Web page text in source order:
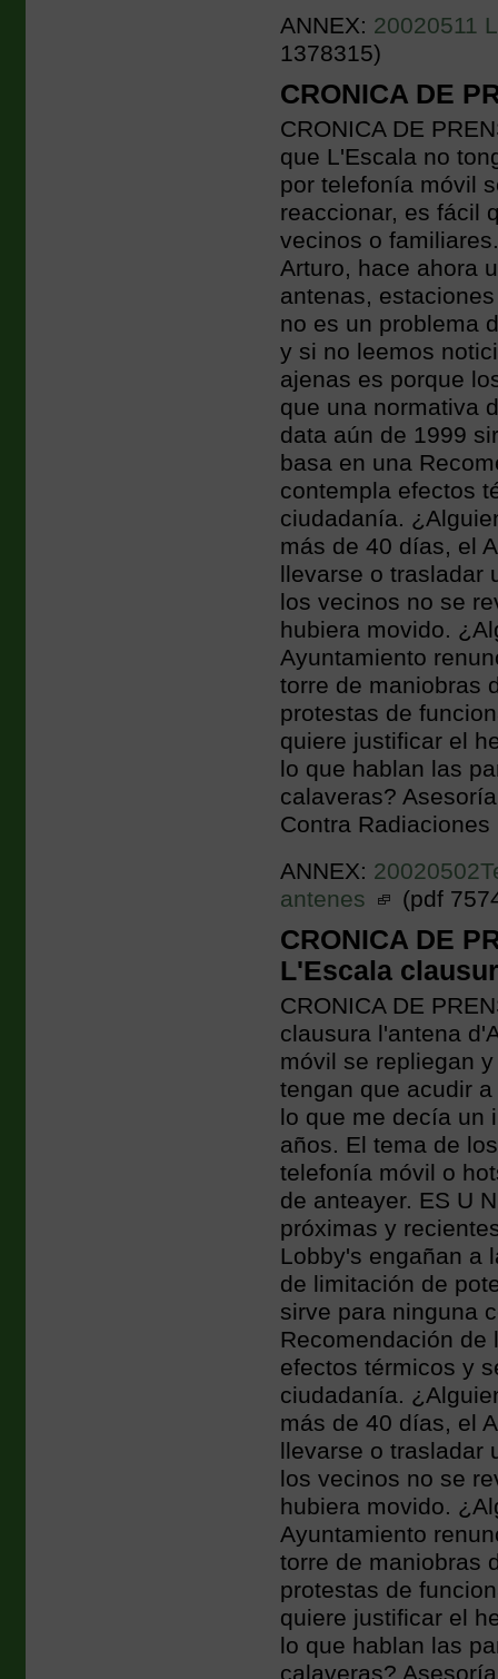
ANNEX: 20020511
1378315)
CRONICA DE
CRONICA DE
que L'Escala no
por telefonía móvil
reaccionar, es fácil
vecinos o
Arturo, hace ahora
antenas,
no es un problema
y si no leemos
ajenas es porque
que una normativa
data aún de 1999
basa en una
contempla efectos
ciudadanía.
más de 40 días, el
llevarse o trasladar
los vecinos no se
hubiera movido.
Ayuntamiento
torre de maniobras
protestas de
quiere justificar el
lo que hablan las
calaveras?
Contra
ANNEX:
antenes
(pdf
CRONICA DE
L'Escala
CRONICA DE
clausura l'antena
móvil se repliegan
tengan que acudir
lo que me decía un
años. El tema de
telefonía móvil o
de anteayer. ES U
próximas y
Lobby's engañan a
de limitación de
sirve para ninguna
Recomendación de
efectos térmicos y
ciudadanía.
más de 40 días, el
llevarse o trasladar
los vecinos no se
hubiera movido.
Ayuntamiento
torre de maniobras
protestas de
quiere justificar el
lo que hablan las
calaveras?